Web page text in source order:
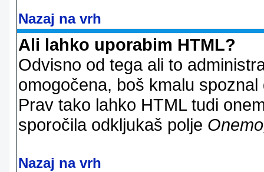
Nazaj na vrh
Ali lahko uporabim HTML?
Odvisno od tega ali to
omogočena, boš kmalu
Prav tako lahko HTML tudi
sporočila odkljukaš polje
Nazaj na vrh